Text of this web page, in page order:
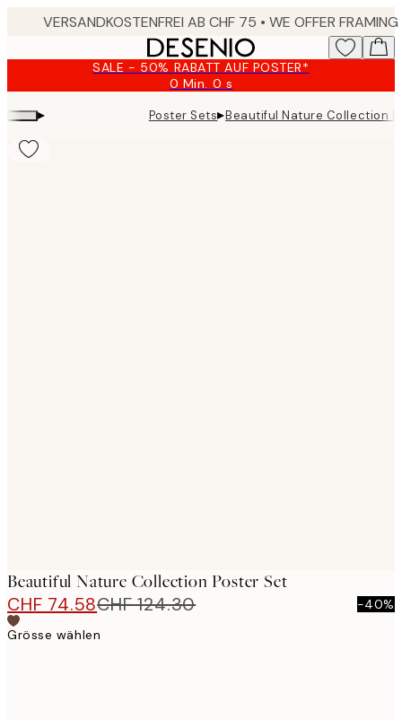
SALE - 50% RABATT AUF POSTER*
0 Min. 0 s
Gültig
2026-
▸ Poster Sets▸Beautiful Nature Collection
Beautiful Nature Collection Poster Set
CHF 74.58CHF 124.30
-40%
Grösse wählen